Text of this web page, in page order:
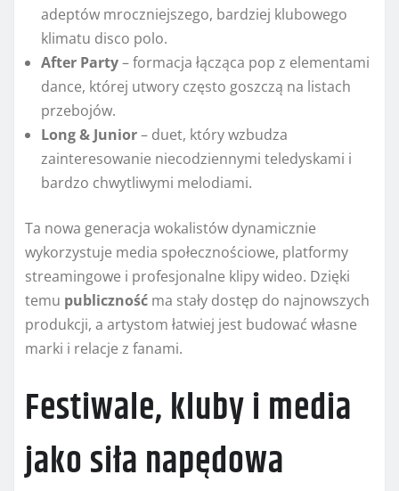
adeptów mroczniejszego, bardziej klubowego
klimatu disco polo.
After Party– formacja łącząca pop z elementami
dance, której utwory często goszczą na listach
przebojów.
Long & Junior– duet, który wzbudza
zainteresowanie niecodziennymi teledyskami i
bardzo chwytliwymi melodiami.
Ta nowa generacja wokalistów dynamicznie
wykorzystuje media społecznościowe, platformy
streamingowe i profesjonalne klipy wideo. Dzięki
temu publiczność ma stały dostęp do najnowszych
produkcji, a artystom łatwiej jest budować własne
marki i relacje z fanami.
Festiwale, kluby i media
jako siła napędowa